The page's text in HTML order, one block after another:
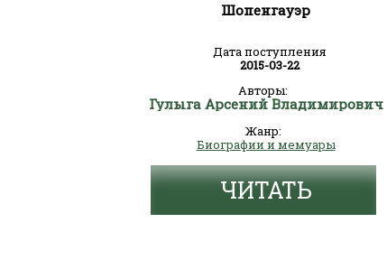
Шопенгауэр
Дата поступления
2015-03-22
Авторы:
Гулыга Арсений Владимирович
Жанр:
Биографии и мемуары
ЧИТАТЬ